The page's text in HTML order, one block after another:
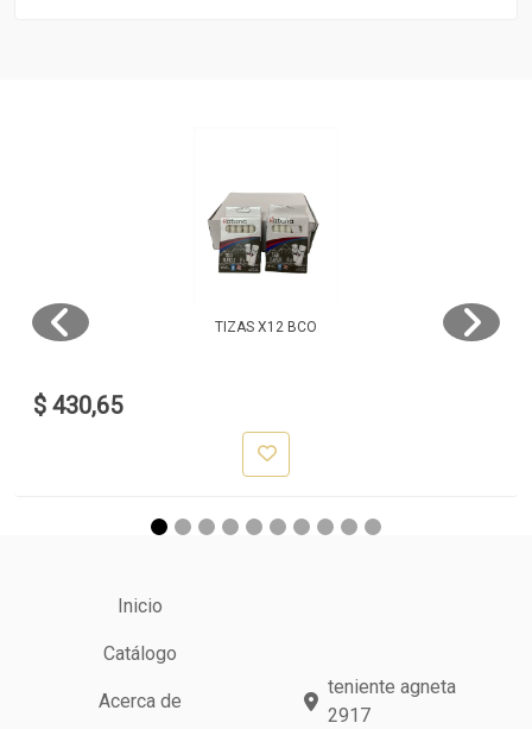
TIZAS X12 BCO
$ 430,65
Inicio
Catálogo
Acerca de
teniente agneta
2917